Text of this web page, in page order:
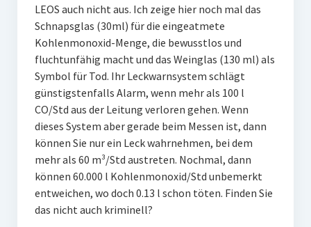
LEOS auch nicht aus. Ich zeige hier noch mal das
Schnapsglas (30ml) für die eingeatmete
Kohlenmonoxid-Menge, die bewusstlos und
fluchtunfähig macht und das Weinglas (130 ml) als
Symbol für Tod. Ihr Leckwarnsystem schlägt
günstigstenfalls Alarm, wenn mehr als 100 l
CO/Std aus der Leitung verloren gehen. Wenn
dieses System aber gerade beim Messen ist, dann
können Sie nur ein Leck wahrnehmen, bei dem
mehr als 60 m³/Std austreten. Nochmal, dann
können 60.000 l Kohlenmonoxid/Std unbemerkt
entweichen, wo doch 0.13 l schon töten. Finden Sie
das nicht auch kriminell?